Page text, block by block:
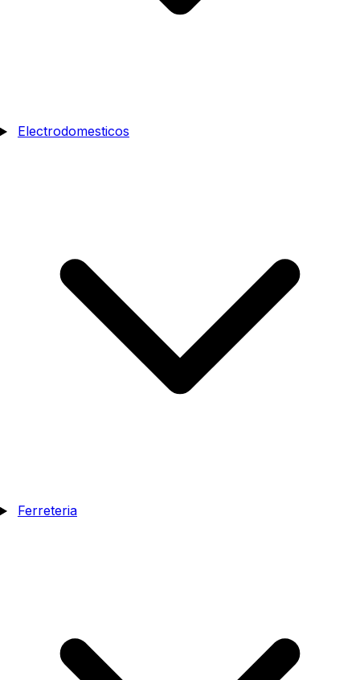
Electrodomesticos
Ferreteria